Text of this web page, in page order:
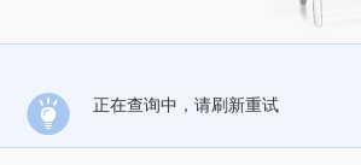
正在查询中，请刷新重试